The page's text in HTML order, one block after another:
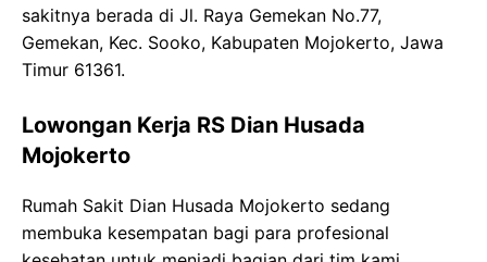
sakitnya berada di Jl. Raya Gemekan No.77,
Gemekan, Kec. Sooko, Kabupaten Mojokerto, Jawa
Timur 61361.
Lowongan Kerja RS Dian Husada
Mojokerto
Rumah Sakit Dian Husada Mojokerto sedang
membuka kesempatan bagi para profesional